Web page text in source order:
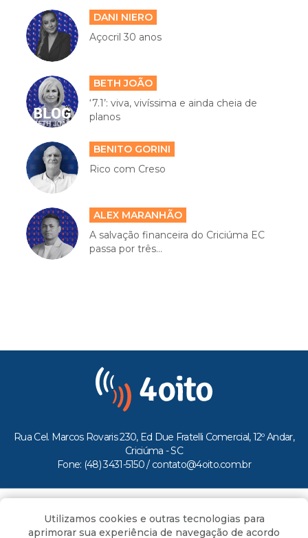
DANI NIERO
Açocril 30 anos
BETH JOÃO
‘7.1’: viva, vivíssima e ainda cheia de
planos
BENITO GORINI
Rico com Creso
ALEX MARANHÃO
A salvação financeira do Criciúma EC
passa por três...
Rua Cel. Marcos Rovaris 230, Ed Due Fratelli Comercial, 12º Andar,
Criciúma - SC
Fone: (48) 3431-5150 / contato@4oito.com.br
Todos os direitos reservados ao Portal 4oito
Utilizamos cookies e outras tecnologias para
aprimorar sua experiência de navegação de acordo